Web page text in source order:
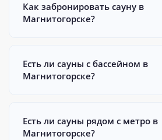
Как забронировать сауну в
Магнитогорске?
Есть ли сауны с бассейном в
Магнитогорске?
Есть ли сауны рядом с метро в
Магнитогорске?